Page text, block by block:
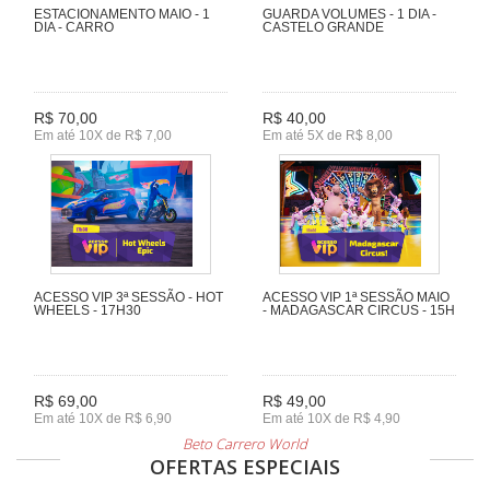
ESTACIONAMENTO MAIO - 1
DIA - CARRO
R$ 70,00
Em até 10X de R$ 7,00
GUARDA VOLUMES - 1 DIA -
CASTELO GRANDE
R$ 40,00
Em até 5X de R$ 8,00
ACESSO VIP 3ª SESSÃO - HOT
WHEELS - 17H30
R$ 69,00
Em até 10X de R$ 6,90
ACESSO VIP 1ª SESSÃO MAIO
- MADAGASCAR CIRCUS - 15H
R$ 49,00
Em até 10X de R$ 4,90
Beto Carrero World
OFERTAS ESPECIAIS